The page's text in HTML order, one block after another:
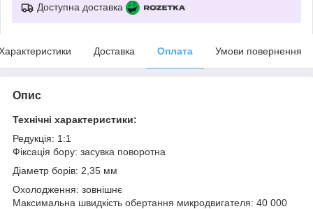
Доступна доставка
Доставка Оплата Умови повернення
Опис
Технічні характеристики:
Редукція: 1:1
Фіксація бору: засувка поворотна
Діаметр борів: 2,35 мм
Охолодження: зовнішнє
Максимальна швидкість обертання микродвигателя: 40 000